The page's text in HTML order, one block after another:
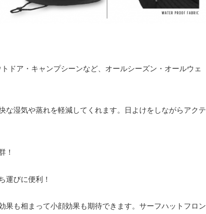
ドア・キャンプシーンなど、オールシーズン・オールウェ
湿気や蒸れを軽減してくれます。日よけをしながらアクテ
！
運びに便利！
も相まって小顔効果も期待できます。サーフハットフロン